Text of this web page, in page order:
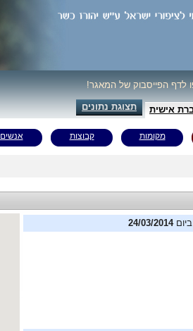
לדף הפייסבוק של המאגר!
אישית תצוגת נתונים
מקומות קבוצות אנשים
ביום24/03/2014